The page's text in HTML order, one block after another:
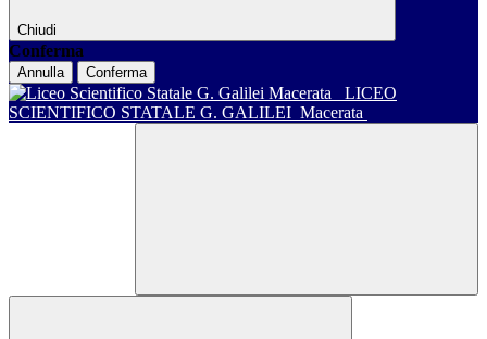
Chiudi
Conferma
Annulla Conferma
LICEO
SCIENTIFICO STATALE G. GALILEI Macerata